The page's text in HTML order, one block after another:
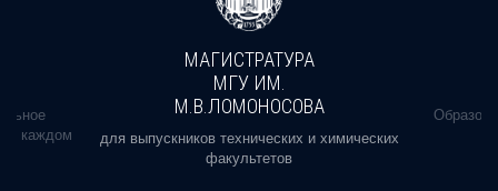
в каждом
МАГИСТРАТУРА
МГУ ИМ.
М.В.ЛОМОНОСОВА
для выпускников технических и химических
факультетов